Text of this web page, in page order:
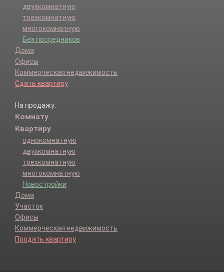
двухкомнатную
трехкомнатную
многокомнатную
Без посредников
Дома
Офисы
Коммерческая недвижимость
Сдать квартиру
На продажу:
Комнату
Квартиру
однокомнатную
двухкомнатную
трехкомнатную
многокомнатную
Новостройки
Дома
Участок
Офисы
Коммерческая недвижимость
Продать квартиру